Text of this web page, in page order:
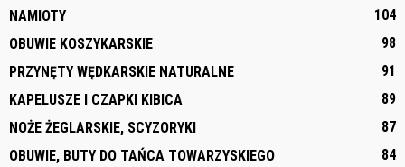
NAMIOTY
104
OBUWIE KOSZYKARSKIE
98
PRZYNĘTY WĘDKARSKIE NATURALNE
91
KAPELUSZE I CZAPKI KIBICA
89
NOŻE ŻEGLARSKIE, SCYZORYKI
87
OBUWIE, BUTY DO TAŃCA TOWARZYSKIEGO
84